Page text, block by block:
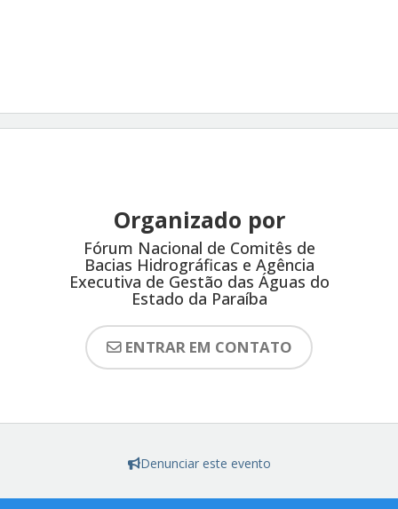
Organizado por
Fórum Nacional de Comitês de
Bacias Hidrográficas e Agência
Executiva de Gestão das Águas do
Estado da Paraíba
ENTRAR EM CONTATO
Denunciar este evento